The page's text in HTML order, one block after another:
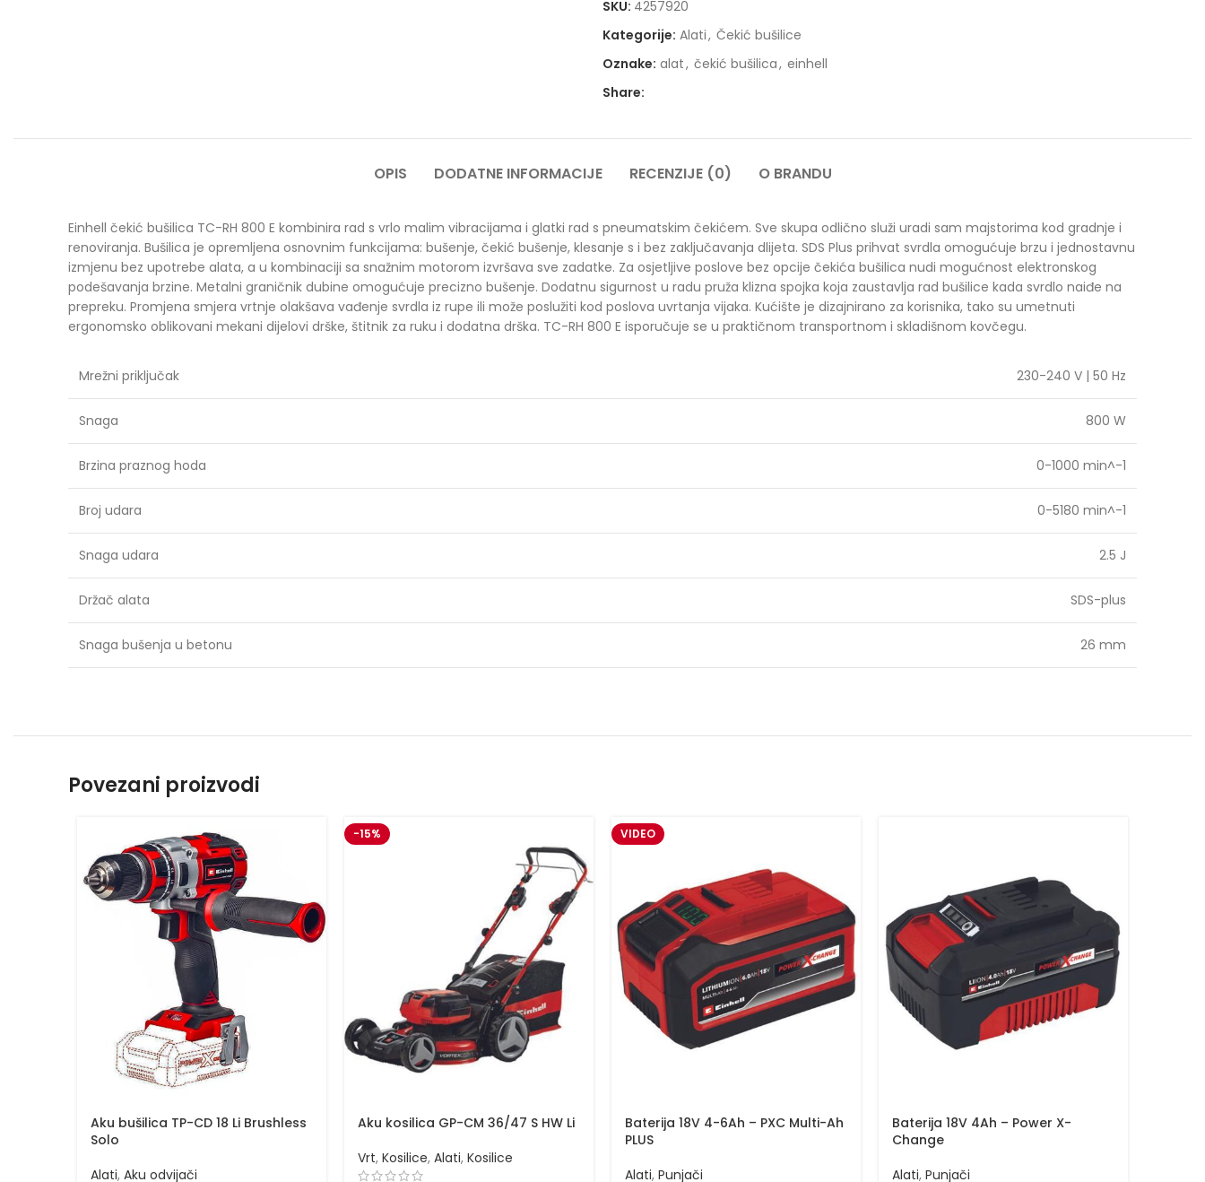
SKU: 4257920
Kategorije: Alati, Čekić bušilice
Oznake: alat, čekić bušilica, einhell
Share:
OPIS DODATNE INFORMACIJE RECENZIJE (0) O BRANDU
Einhell čekić bušilica TC-RH 800 E kombinira rad s vrlo malim vibracijama i glatki rad s pneumatskim čekićem. Sve skupa odlično služi uradi sam majstorima kod gradnje i
renoviranja. Bušilica je opremljena osnovnim funkcijama: bušenje, čekić bušenje, klesanje s i bez zaključavanja dlijeta. SDS Plus prihvat svrdla omogućuje brzu i jednostavnu
izmjenu bez upotrebe alata, a u kombinaciji sa snažnim motorom izvršava sve zadatke. Za osjetljive poslove bez opcije čekića bušilica nudi mogućnost elektronskog
podešavanja brzine. Metalni graničnik dubine omogućuje precizno bušenje. Dodatnu sigurnost u radu pruža klizna spojka koja zaustavlja rad bušilice kada svrdlo naiđe na
prepreku. Promjena smjera vrtnje olakšava vađenje svrdla iz rupe ili može poslužiti kod poslova uvrtanja vijaka. Kućište je dizajnirano za korisnika, tako su umetnuti
ergonomsko oblikovani mekani dijelovi drške, štitnik za ruku i dodatna drška. TC-RH 800 E isporučuje se u praktičnom transportnom i skladišnom kovčegu.
Mrežni priključak 230-240 V | 50 Hz
Snaga 800 W
Brzina praznog hoda 0-1000 min^-1
Broj udara 0-5180 min^-1
Snaga udara 2.5 J
Držač alata SDS-plus
Snaga bušenja u betonu 26 mm
Povezani proizvodi
Aku bušilica TP-CD 18 Li Brushless
Solo
Alati, Aku odvijači
-15%
Aku kosilica GP-CM 36/47 S HW Li
Vrt, Kosilice, Alati, Kosilice
VIDEO
Baterija 18V 4-6Ah – PXC Multi-Ah
PLUS
Alati, Punjači
Baterija 18V 4Ah – Power X-
Change
Alati, Punjači